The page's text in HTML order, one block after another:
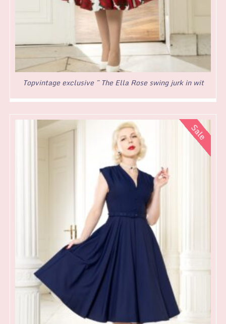
Topvintage exclusive ~ The Ella Rose swing jurk in wit